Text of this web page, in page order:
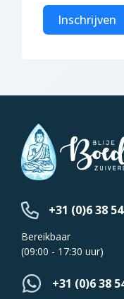
Inschrijven
+31 (0)6 38
Bereikbaar
(09:00 - 17:30 uur)
+31 (0)6 38